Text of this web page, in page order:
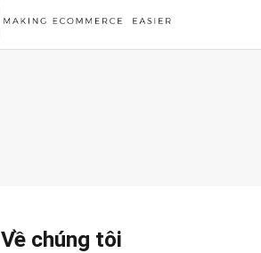
Về chúng tôi